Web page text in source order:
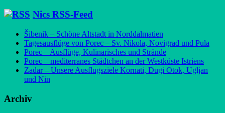
Nics RSS-Feed
Šibenik – Schöne Altstadt in Norddalmatien
Tagesausflüge von Porec – Sv. Nikola, Novigrad und Pula
Porec – Ausflüge, Kulinarisches und Strände
Porec – mediterranes Städtchen an der Westküste Istriens
Zadar – Unsere Ausflugsziele Kornati, Dugi Otok, Ugljan
und Nin
Archiv